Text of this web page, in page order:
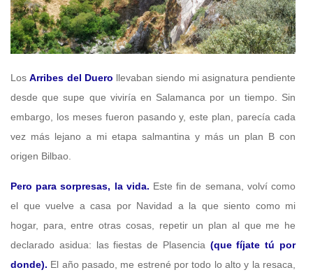
LosArribes del Duero llevaban siendo mi asignatura pendiente
desde que supe que viviría en Salamanca por un tiempo. Sin
embargo, los meses fueron pasando y, este plan, parecía cada
vez más lejano a mi etapa salmantina y más un plan B con
origen Bilbao.
Pero para sorpresas, la vida. Este fin de semana, volví como
el que vuelve a casa por Navidad a la que siento como mi
hogar, para, entre otras cosas, repetir un plan al que me he
declarado asidua: las fiestas de Plasencia (que fíjate tú por
donde). El año pasado, me estrené por todo lo alto y la resaca,